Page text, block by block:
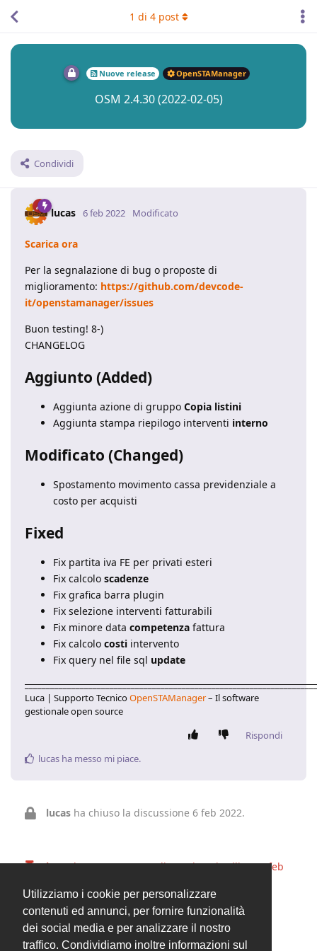
Utilizziamo i cookie per personalizzare
contenuti ed annunci, per fornire funzionalità
dei social media e per analizzare il nostro
traffico. Condividiamo inoltre informazioni sul
Nuove release OpenSTAManager
OSM 2.4.30 (2022-02-05)
Condividi
1 di 4post
lucas 6 feb 2022 Modificato
Scarica ora
Per la segnalazione di bug o proposte di
miglioramento: https://github.com/devcode-
it/openstamanager/issues
Buon testing! 8-)
CHANGELOG
Aggiunto (Added)
Aggiunta azione di gruppo Copia listini
Aggiunta stampa riepilogo interventi interno
Modificato (Changed)
Spostamento movimento cassa previdenziale a
costo per acquisti
Fixed
Fix partita iva FE per privati esteri
Fix calcolo scadenze
Fix grafica barra plugin
Fix selezione interventi fatturabili
Fix minore data competenza fattura
Fix calcolo costi intervento
Fix query nel file sql update
Luca | Supporto TecnicoOpenSTAManager– Il software
gestionale open source
Rispondi
lucas ha messo mi piace.
lucas ha chiuso la discussione 6 feb 2022.
lucasha messo questa discussione in rilievo6 feb
3 MESI DOPO